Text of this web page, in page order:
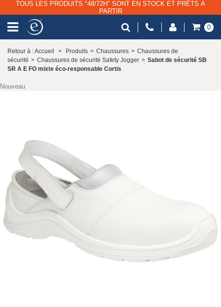
TOUS LES PRODUITS "48/72H" SONT EN STOCK ET PRÊTS À
PARTIR
0
Retour à : Accueil > Produits > Chaussures > Chaussures de
sécurité > Chaussures de sécurité Safety Jogger > Sabot de sécurité SB
SR A E FO mixte éco-responsable Cortis
Nouveau